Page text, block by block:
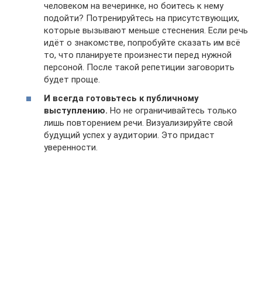
человеком на вечеринке, но боитесь к нему
подойти? Потренируйтесь на присутствующих,
которые вызывают меньше стеснения. Если речь
идёт о знакомстве, попробуйте сказать им всё
то, что планируете произнести перед нужной
персоной. После такой репетиции заговорить
будет проще.
И всегда готовьтесь к публичному
выступлению. Но не ограничивайтесь только
лишь повторением речи. Визуализируйте свой
будущий успех у аудитории. Это придаст
уверенности.